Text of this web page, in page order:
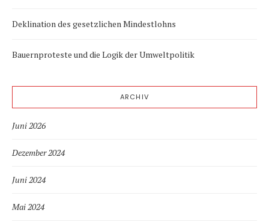
Deklination des gesetzlichen Mindestlohns
Bauernproteste und die Logik der Umweltpolitik
ARCHIV
Juni 2026
Dezember 2024
Juni 2024
Mai 2024